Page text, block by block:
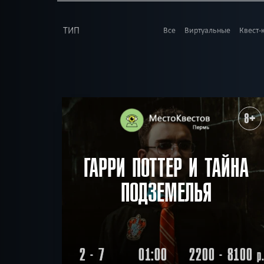
ТИП Все Виртуальные
Все Страшные
Детская версия
Без
По фильму
Победить драконов
РАЙОН Свердловский
8+
ГАРРИ ПОТТЕР И ТАЙНА
ПОДЗЕМЕЛЬЯ
2 - 7 01:00 2200 - 8100р.